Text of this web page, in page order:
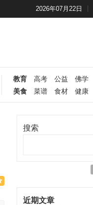
2026年07月22日
教育 高考 公益
佛学
美食
菜谱 食材 健康
搜索
近期文章